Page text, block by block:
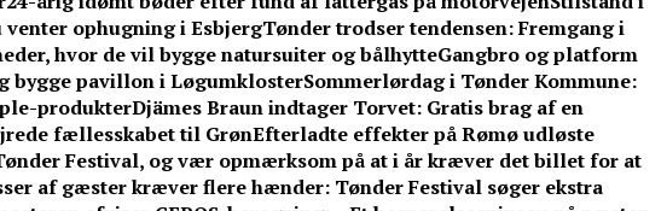
ophugning i EsbjergTønder trodser tendensen: Fremgang i
hvor de vil bygge natursuiter og bålhytteGangbro og platform
bygge pavillon i LøgumklosterSommerlørdag i Tønder Kommune:
produkterDjämes Braun indtager Torvet: Gratis brag af en
fællesskabet til GrønEfterladte effekter på Rømø udløste
Festival, og vær opmærksom på at i år kræver det billet for at
af gæster kræver flere hænder: Tønder Festival søger ekstra